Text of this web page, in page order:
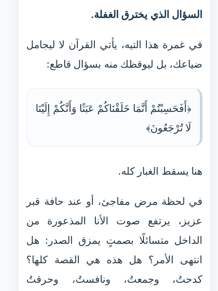
السؤال الذي يخترق الغفلة.
في غمرة هذا التيه، يأتي القرآن لا ليجامل
ضياعك، بل ليوقظك منه بسؤال قاطع:
﴿أَفَحَسِبْتُمْ أَنَّمَا خَلَقْنَاكُمْ عَبَثًا وَأَنَّكُمْ إِلَيْنَا
لَا تُرْجَعُونَ﴾
هنا يسقط الغبار كله.
في لحظة مرض مفاجئ، أو عند حافة قبر
عزيز، يرتفع صوت الأنا المذعورة من
الداخل متسائلًا بصمتٍ يمزق الصدر: هل
انتهى الأمر؟ هل هذه هي القصة كلها؟
كدحتُ، وجمعتُ، ونافستُ، وحرقتُ